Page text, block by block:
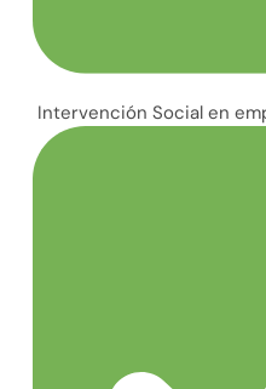
Intervención Social en